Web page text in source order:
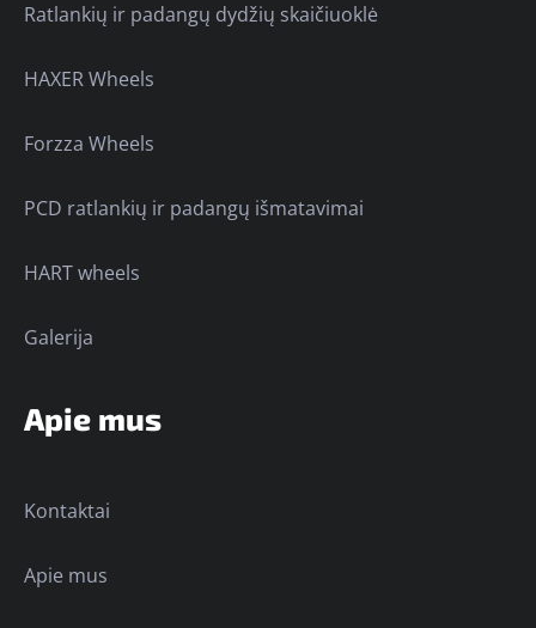
Ratlankių ir padangų dydžių skaičiuoklė
HAXER Wheels
Forzza Wheels
PCD ratlankių ir padangų išmatavimai
HART wheels
Galerija
Apie mus
Kontaktai
Apie mus